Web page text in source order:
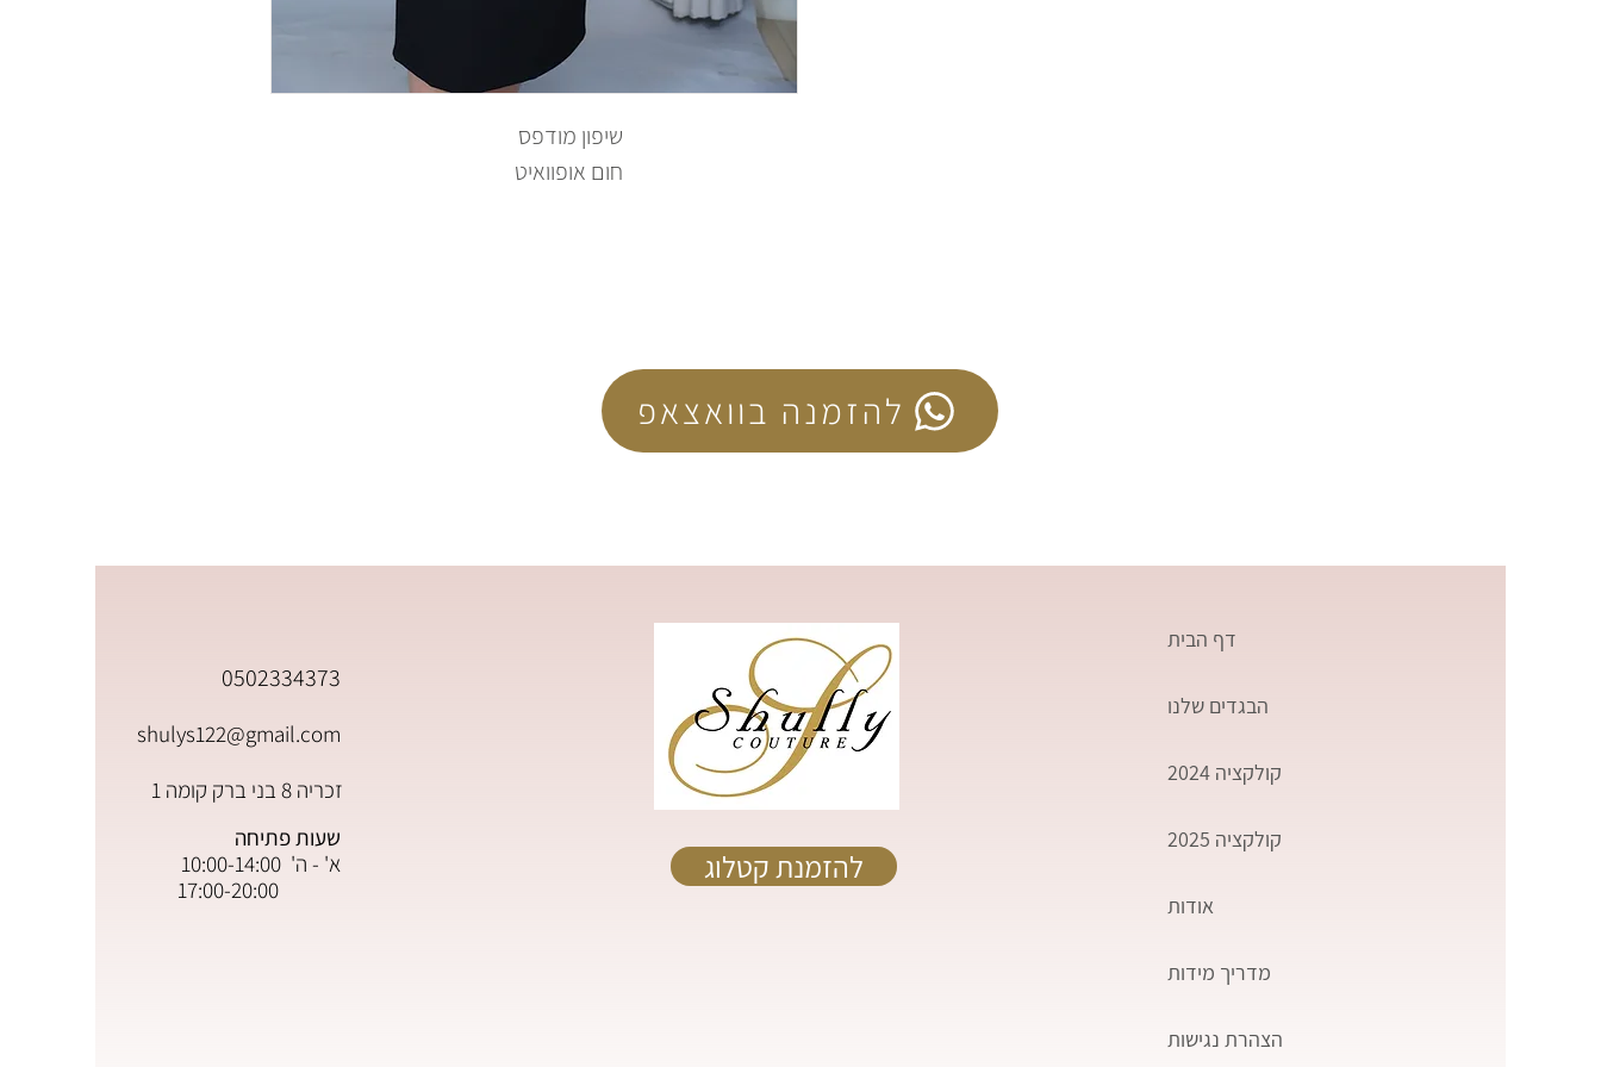
שיפון מודפס
חום אופוואיט
להזמנה בוואצאפ
0502334373
shulys122@gmail.com
זכריה 8 בני ברק קומה 1
שעות פתיחה
א' - ה' 10:00-14:00
17:00-20:00
להזמנת קטלוג
דף הבית
הבגדים שלנו
קולקציה 2024
קולקציה 2025
אודות
מדריך מידות
הצהרת נגישות